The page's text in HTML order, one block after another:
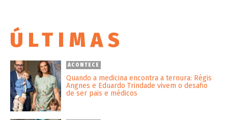
ÚLTIMAS
ACONTECE
Quando a medicina encontra a ternura: Régis
Angnes e Eduardo Trindade vivem o desafio
de ser pais e médicos